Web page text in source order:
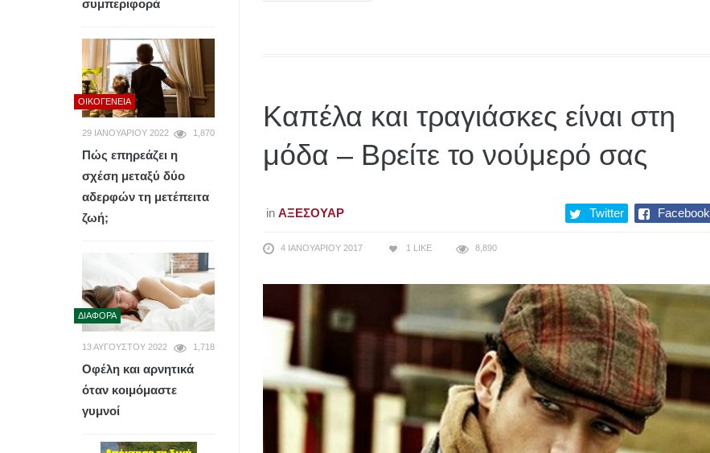
Καπέλα και τραγιάσκες είναι στη
μόδα – Βρείτε το νούμερό σας
in ΑΞΕΣΟΥΆΡ Twitter Facebook
4 ΙΑΝΟΥΑΡΊΟΥ 2017 1 LIKE 8,890
συμπεριφορά
ΟΙΚΟΓΈΝΕΙΑ
29 ΙΑΝΟΥΑΡΊΟΥ 2022 1,870
Πώς επηρεάζει η
σχέση μεταξύ δύο
αδερφών τη μετέπειτα
ζωή;
ΔΙΆΦΟΡΑ
13 ΑΥΓΟΎΣΤΟΥ 2022 1,718
Οφέλη και αρνητικά
όταν κοιμόμαστε
γυμνοί